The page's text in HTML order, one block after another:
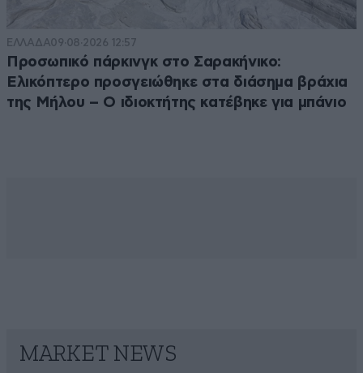
ΕΛΛΑΔΑ09·08·2026 12:57
Προσωπικό πάρκινγκ στο Σαρακήνικο:
Ελικόπτερο προσγειώθηκε στα διάσημα βράχια
της Μήλου – Ο ιδιοκτήτης κατέβηκε για μπάνιο
MARKET NEWS